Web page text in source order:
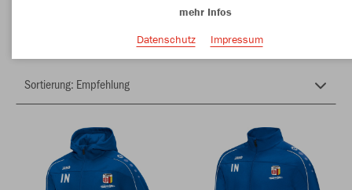
mehr Infos
Datenschutz
Impressum